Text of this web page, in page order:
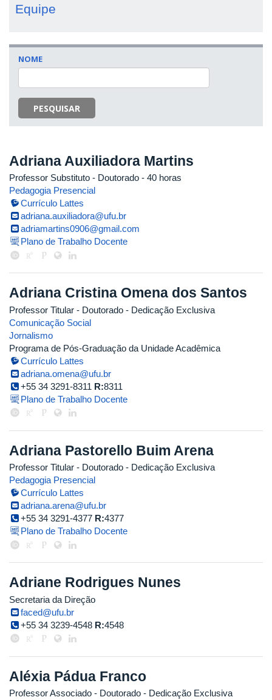
Equipe
NOME
PESQUISAR
Adriana Auxiliadora Martins
Professor Substituto - Doutorado - 40 horas
Pedagogia Presencial
Currículo Lattes
adriana.auxiliadora@ufu.br
adriamartins0906@gmail.com
Plano de Trabalho Docente
Adriana Cristina Omena dos Santos
Professor Titular - Doutorado - Dedicação Exclusiva
Comunicação Social
Jornalismo
Programa de Pós-Graduação da Unidade Acadêmica
Currículo Lattes
adriana.omena@ufu.br
+55 34 3291-8311 R:8311
Plano de Trabalho Docente
Adriana Pastorello Buim Arena
Professor Titular - Doutorado - Dedicação Exclusiva
Pedagogia Presencial
Currículo Lattes
adriana.arena@ufu.br
+55 34 3291-4377 R:4377
Plano de Trabalho Docente
Adriane Rodrigues Nunes
Secretaria da Direção
faced@ufu.br
+55 34 3239-4548 R:4548
Aléxia Pádua Franco
Professor Associado - Doutorado - Dedicação Exclusiva